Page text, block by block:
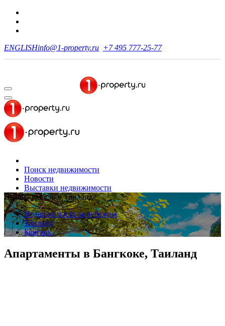
ENGLISHinfo@1-property.ru +7 495 777-25-77
Поиск недвижимости
Новости
Выставки недвижимости
Недвижимость в Таиланде
Недвижимость за рубежом
Таиланд
Бангкок
Апартаменты в Бангкоке, Таиланд